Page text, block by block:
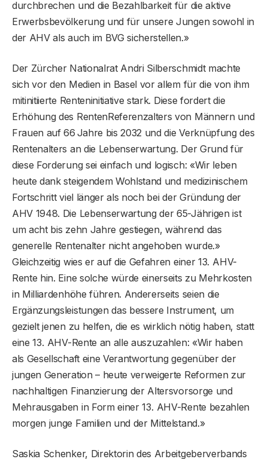
durchbrechen und die Bezahlbarkeit für die aktive
Erwerbsbevölkerung und für unsere Jungen sowohl in
der AHV als auch im BVG sicherstellen.»
Der Zürcher Nationalrat Andri Silberschmidt machte
sich vor den Medien in Basel vor allem für die von ihm
mitinitiierte Renteninitiative stark. Diese fordert die
Erhöhung des RentenReferenzalters von Männern und
Frauen auf 66 Jahre bis 2032 und die Verknüpfung des
Rentenalters an die Lebenserwartung. Der Grund für
diese Forderung sei einfach und logisch: «Wir leben
heute dank steigendem Wohlstand und medizinischem
Fortschritt viel länger als noch bei der Gründung der
AHV 1948. Die Lebenserwartung der 65-Jährigen ist
um acht bis zehn Jahre gestiegen, während das
generelle Rentenalter nicht angehoben wurde.»
Gleichzeitig wies er auf die Gefahren einer 13. AHV-
Rente hin. Eine solche würde einerseits zu Mehrkosten
in Milliardenhöhe führen. Andererseits seien die
Ergänzungsleistungen das bessere Instrument, um
gezielt jenen zu helfen, die es wirklich nötig haben, statt
eine 13. AHV-Rente an alle auszuzahlen: «Wir haben
als Gesellschaft eine Verantwortung gegenüber der
jungen Generation – heute verweigerte Reformen zur
nachhaltigen Finanzierung der Altersvorsorge und
Mehrausgaben in Form einer 13. AHV-Rente bezahlen
morgen junge Familien und der Mittelstand.»
Saskia Schenker, Direktorin des Arbeitgeberverbands